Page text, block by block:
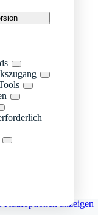
Kaufoptionen anzeigen